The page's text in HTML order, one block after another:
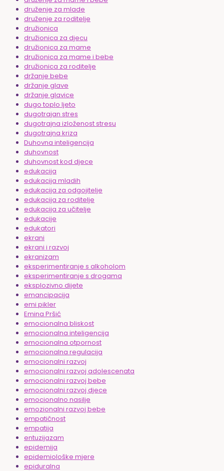
druženje za mlade
druženje za roditelje
družionica
družionica za djecu
družionica za mame
družionica za mame i bebe
družionica za roditelje
držanje bebe
držanje glave
držanje glavice
dugo toplo ljeto
dugotrajan stres
dugotrajna izloženost stresu
dugotrajna kriza
Duhovna inteligencija
duhovnost
duhovnost kod djece
edukacija
edukacija mladih
edukacija za odgojitelje
edukacija za roditelje
edukacija za učitelje
edukacije
edukatori
ekrani
ekrani i razvoj
ekranizam
eksperimentiranje s alkoholom
eksperimentiranje s drogama
eksplozivno dijete
emancipacija
emi pikler
Emina Pršić
emocionalna bliskost
emocionalna inteligencija
emocionalna otpornost
emocionalna regulacija
emocionalni razvoj
emocionalni razvoj adolescenata
emocionalni razvoj bebe
emocionalni razvoj djece
emocionalno nasilje
emozionalni razvoj bebe
empatičnost
empatija
entuzijazam
epidemija
epidemiološke mjere
epiduralna